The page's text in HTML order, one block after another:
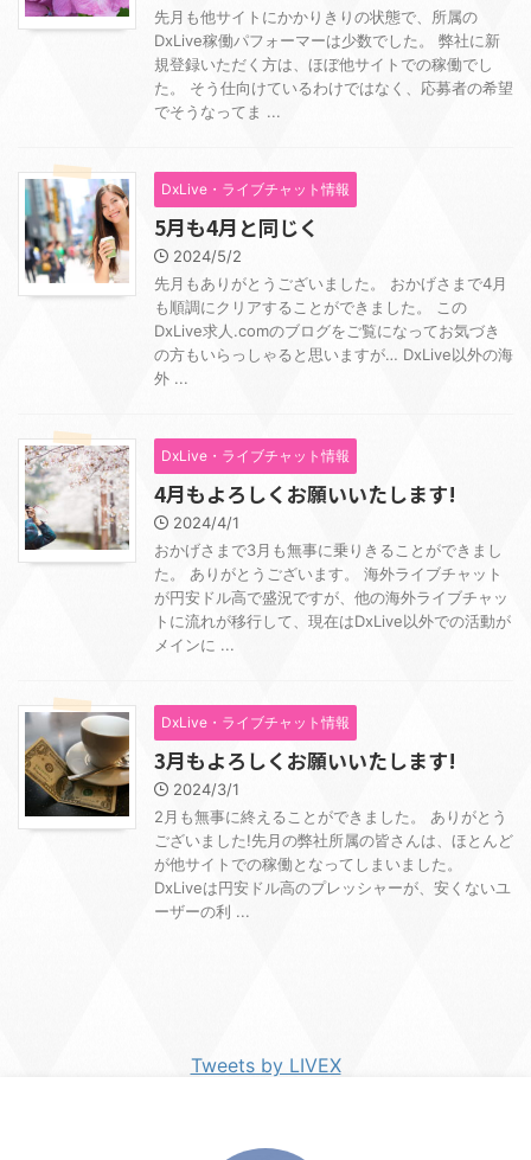
先月も他サイトにかかりきりの状態で、所属の
DxLive稼働パフォーマーは少数でした。 弊社に新
規登録いただく方は、ほぼ他サイトでの稼働でし
た。 そう仕向けているわけではなく、応募者の希望
でそうなってま ...
DxLive・ライブチャット情報
5月も4月と同じく
2024/5/2
先月もありがとうございました。 おかげさまで4月
も順調にクリアすることができました。 この
DxLive求人.comのブログをご覧になってお気づき
の方もいらっしゃると思いますが… DxLive以外の海
外 ...
DxLive・ライブチャット情報
4月もよろしくお願いいたします!
2024/4/1
おかげさまで3月も無事に乗りきることができまし
た。 ありがとうございます。 海外ライブチャット
が円安ドル高で盛況ですが、他の海外ライブチャッ
トに流れが移行して、現在はDxLive以外での活動が
メインに ...
DxLive・ライブチャット情報
3月もよろしくお願いいたします!
2024/3/1
2月も無事に終えることができました。 ありがとう
ございました!先月の弊社所属の皆さんは、ほとんど
が他サイトでの稼働となってしまいました。
DxLiveは円安ドル高のプレッシャーが、安くないユ
ーザーの利 ...
Tweets by LIVEX